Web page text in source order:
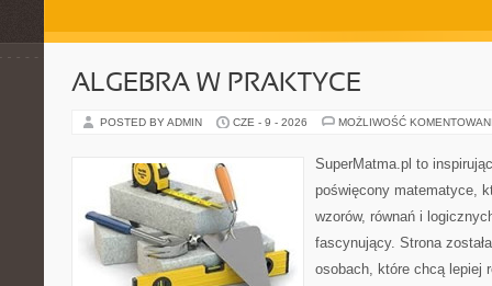
ALGEBRA W PRAKTYCE
POSTED BY ADMIN CZE - 9 - 2026 MOŻLIWOŚĆ
SuperMatma.pl to
poświęcony matematyce,
wzorów, równań i
fascynujący. Strona
osobach, które chcą lepiej